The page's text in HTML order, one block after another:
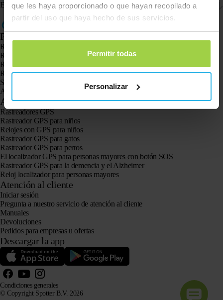
que les haya proporcionado o que hayan recopilado a
partir del uso que haya hecho de sus servicios.
Permitir todas
Personalizar
Envío y devoluciones
Productos
Rastreador GPS Spotter X10
Reloj GPS Spotter Senior
Reloj GPS Spotter Explorer
Reloj GPS Spotter para niños
Spotter CatX
Animal Spotter
Aplicaciones
Rastreadores GPS
Rastreador GPS para niños
Relojes con GPS para niños
Rastreador GPS para gatos
Rastreador GPS para perros
El localizador GPS para personas mayores con botón SOS
Rastreador GPS para la demencia y el Alzheimer
Reloj localizador para personas mayores
Atención al cliente
Iniciar sesión
Pregunta a nuestro servicio de atención al cliente
Manuales
Devoluciones
Pedidos para empresas u ofertas
Descargar la app
© Copyright Spotter B.V. 2026
Condiciones generales